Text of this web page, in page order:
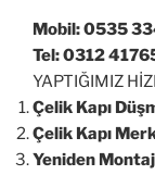
Mobil: 0535
Tel: 0312
YAPTIĞIMIZ
Çelik Kapı
Çelik Kapı
Yeniden